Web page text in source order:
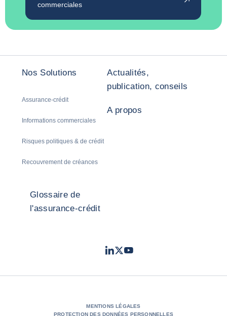
commerciales
Nos Solutions
Assurance-crédit
Informations commerciales
Risques politiques & de crédit
Recouvrement de créances
Actualités,
publication, conseils
A propos
Glossaire de
l'assurance-crédit
LinkedIn
TwitterYoutube
MENTIONS LÉGALES
PROTECTION DES DONNÉES PERSONNELLES